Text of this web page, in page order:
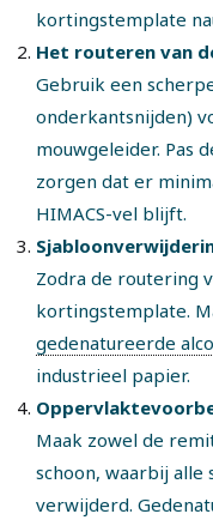
kortingstemplate
Het routeren van
Gebruik een
onderkantsnijden)
mouwgeleider. Pas
zorgen dat er
HIMACS-vel blijft.
Zodra de routering
kortingstemplate.
gedenatureerde
industrieel papier.
Maak zowel de
schoon, waarbij
verwijderd.